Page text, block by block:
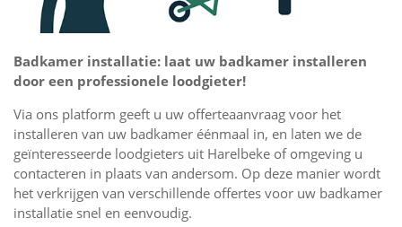
Badkamer installatie: laat uw badkamer installeren
door een professionele loodgieter!
Via ons platform geeft u uw offerteaanvraag voor het
installeren van uw badkamer éénmaal in, en laten we de
geïnteresseerde loodgieters uit Harelbeke of omgeving u
contacteren in plaats van andersom. Op deze manier wordt
het verkrijgen van verschillende offertes voor uw badkamer
installatie snel en eenvoudig.